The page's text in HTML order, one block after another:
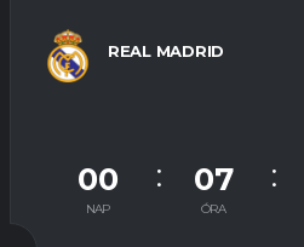
REAL MADRID
00
NAP
07
ÓRA